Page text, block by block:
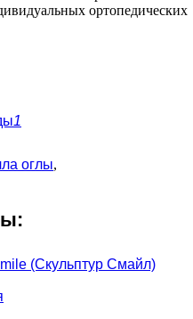
ортопедических
1
оглы,
(Скульптур Смайл)